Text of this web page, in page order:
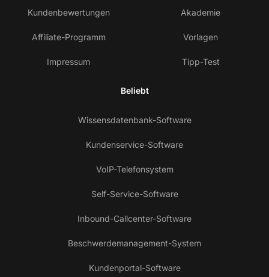
Kundenbewertungen
Affiliate-Programm
Impressum
Akademie
Vorlagen
Tipp-Test
Beliebt
Wissensdatenbank-Software
Kundenservice-Software
VoIP-Telefonsystem
Self-Service-Software
Inbound-Callcenter-Software
Beschwerdemanagement-System
Kundenportal-Software